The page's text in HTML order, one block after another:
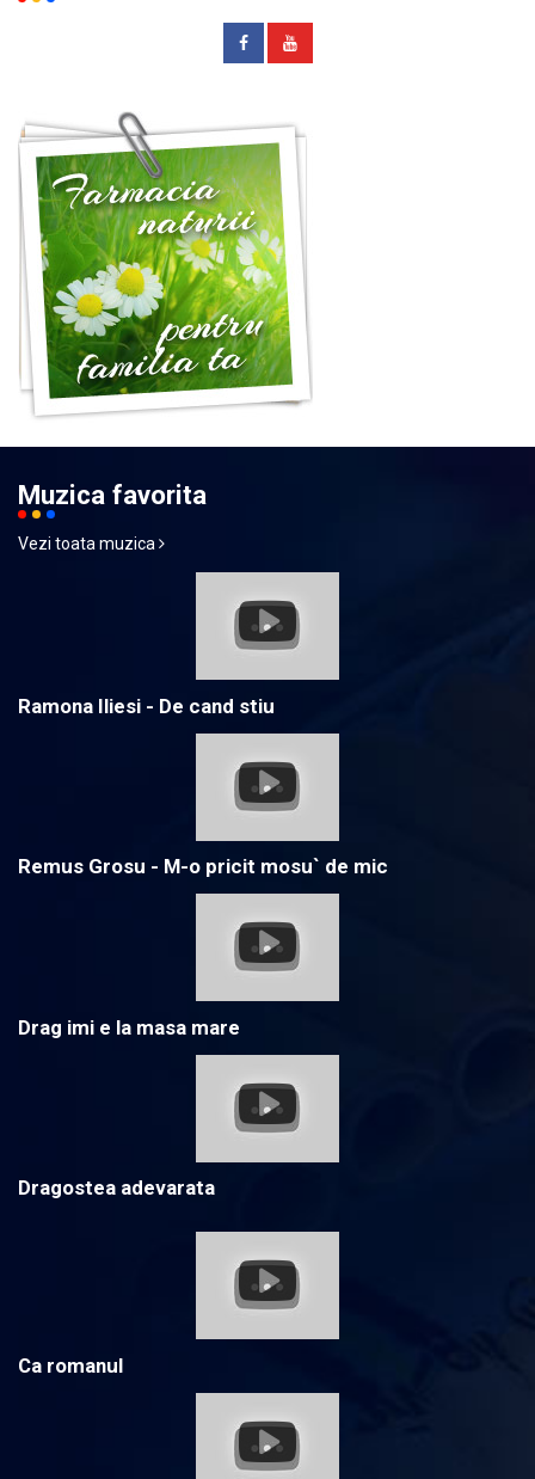
Muzica favorita
Vezi toata muzica
Ramona Iliesi - De cand stiu
Remus Grosu - M-o pricit mosu` de mic
Drag imi e la masa mare
Dragostea adevarata
Ca romanul